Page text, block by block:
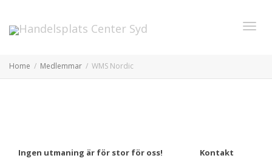
Home Medlemmar WMS Nordic
Ingen utmaning är för stor för oss! Kontakt